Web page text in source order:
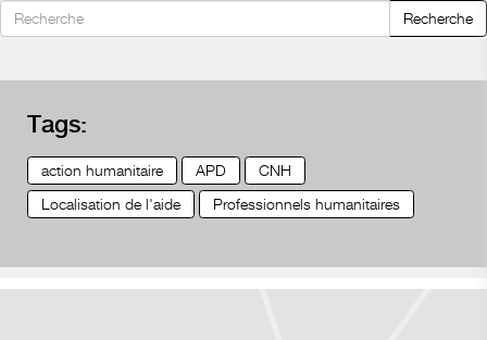
Recherche
Tags:
action humanitaire APD
CNH
Localisation de l'aide
Professionnels humanitaires